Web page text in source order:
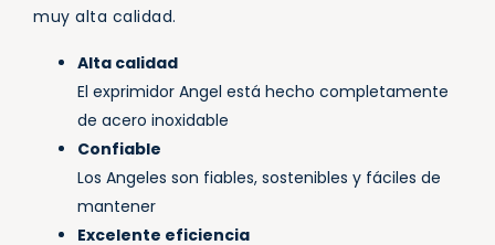
muy alta calidad.
Alta calidad
El exprimidor Angel está hecho completamente
de acero inoxidable
Confiable
Los Angeles son fiables, sostenibles y fáciles de
mantener
Excelente eficiencia